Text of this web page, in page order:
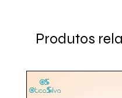
Produtos